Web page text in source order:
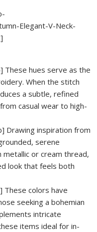
Elegant-V-Neck-
These hues serve as the
When the stitch
a subtle, refined
casual wear to high-
Drawing inspiration from
serene
metallic or cream thread,
look that feels both
colors have
seeking a bohemian
intricate
items ideal for in-